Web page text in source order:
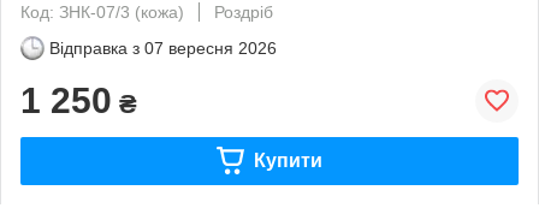
Код: ЗНК-07/3 (кожа)
Роздріб
Відправка з 07 вересня 2026
1 250 ₴
Купити